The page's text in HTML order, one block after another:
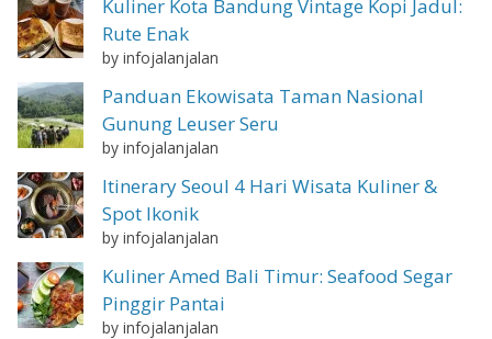
Kuliner Kota Bandung Vintage Kopi Jadul:
Rute Enak
by infojalanjalan
Panduan Ekowisata Taman Nasional
Gunung Leuser Seru
by infojalanjalan
Itinerary Seoul 4 Hari Wisata Kuliner &
Spot Ikonik
by infojalanjalan
Kuliner Amed Bali Timur: Seafood Segar
Pinggir Pantai
by infojalanjalan